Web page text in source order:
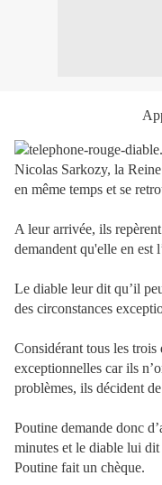
Nicolas Sarkozy, la
en même temps et se
A leur arrivée, ils
demandent qu'elle en est
Le diable leur dit qu’il
des circonstances
Considérant tous les trois
exceptionnelles car ils
problèmes, ils décident de
Poutine demande donc
minutes et le diable lui
Poutine fait un chèque.